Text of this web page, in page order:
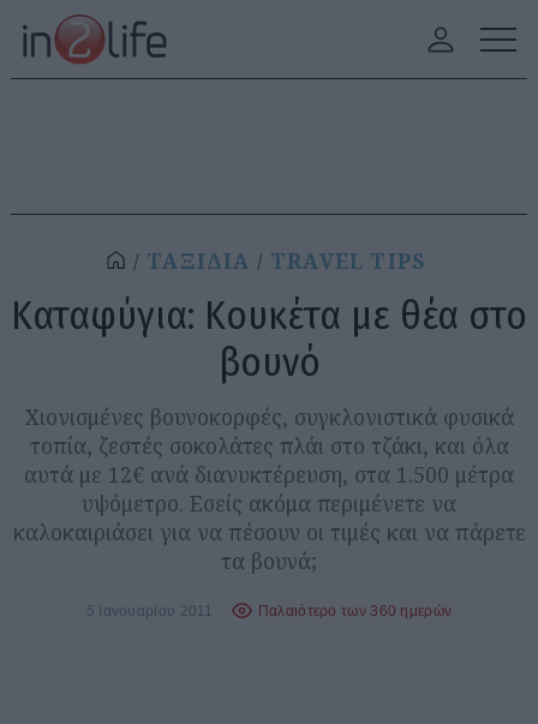
ΤΑΞΙΔΙΑ TRAVEL TIPS
Καταφύγια: Κουκέτα με θέα στο
βουνό
Χιονισμένες βουνοκορφές, συγκλονιστικά φυσικά
τοπία, ζεστές σοκολάτες πλάι στο τζάκι, και όλα
αυτά με 12€ ανά διανυκτέρευση, στα 1.500 μέτρα
υψόμετρο. Εσείς ακόμα περιμένετε να
καλοκαιριάσει για να πέσουν οι τιμές και να πάρετε
τα βουνά;
5 Ιανουαρίου 2011 Παλαιότερο των 360 ημερών